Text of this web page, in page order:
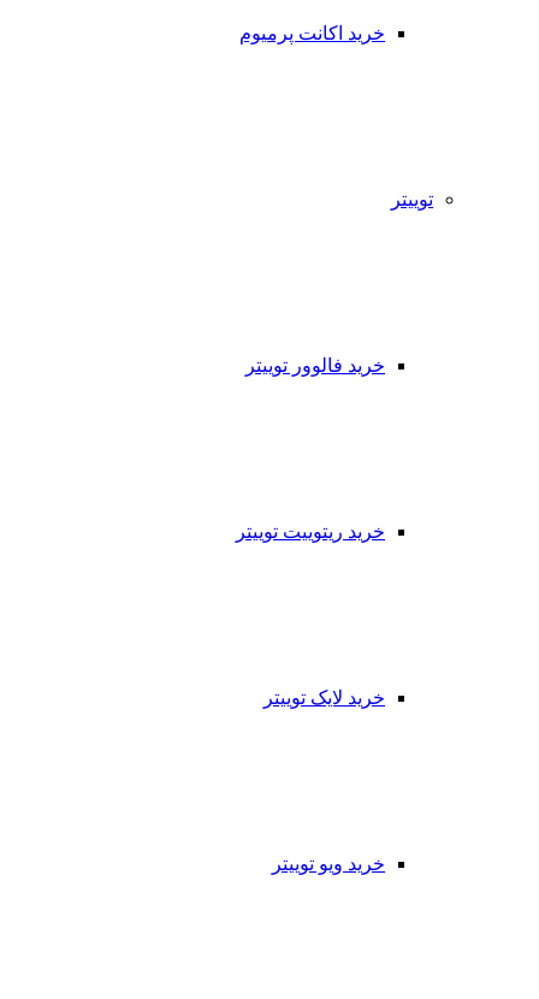
خرید اکانت پرمیوم
توییتر
خرید فالوور توییتر
خرید ریتوییت توییتر
خرید لایک توییتر
خرید ویو توییتر